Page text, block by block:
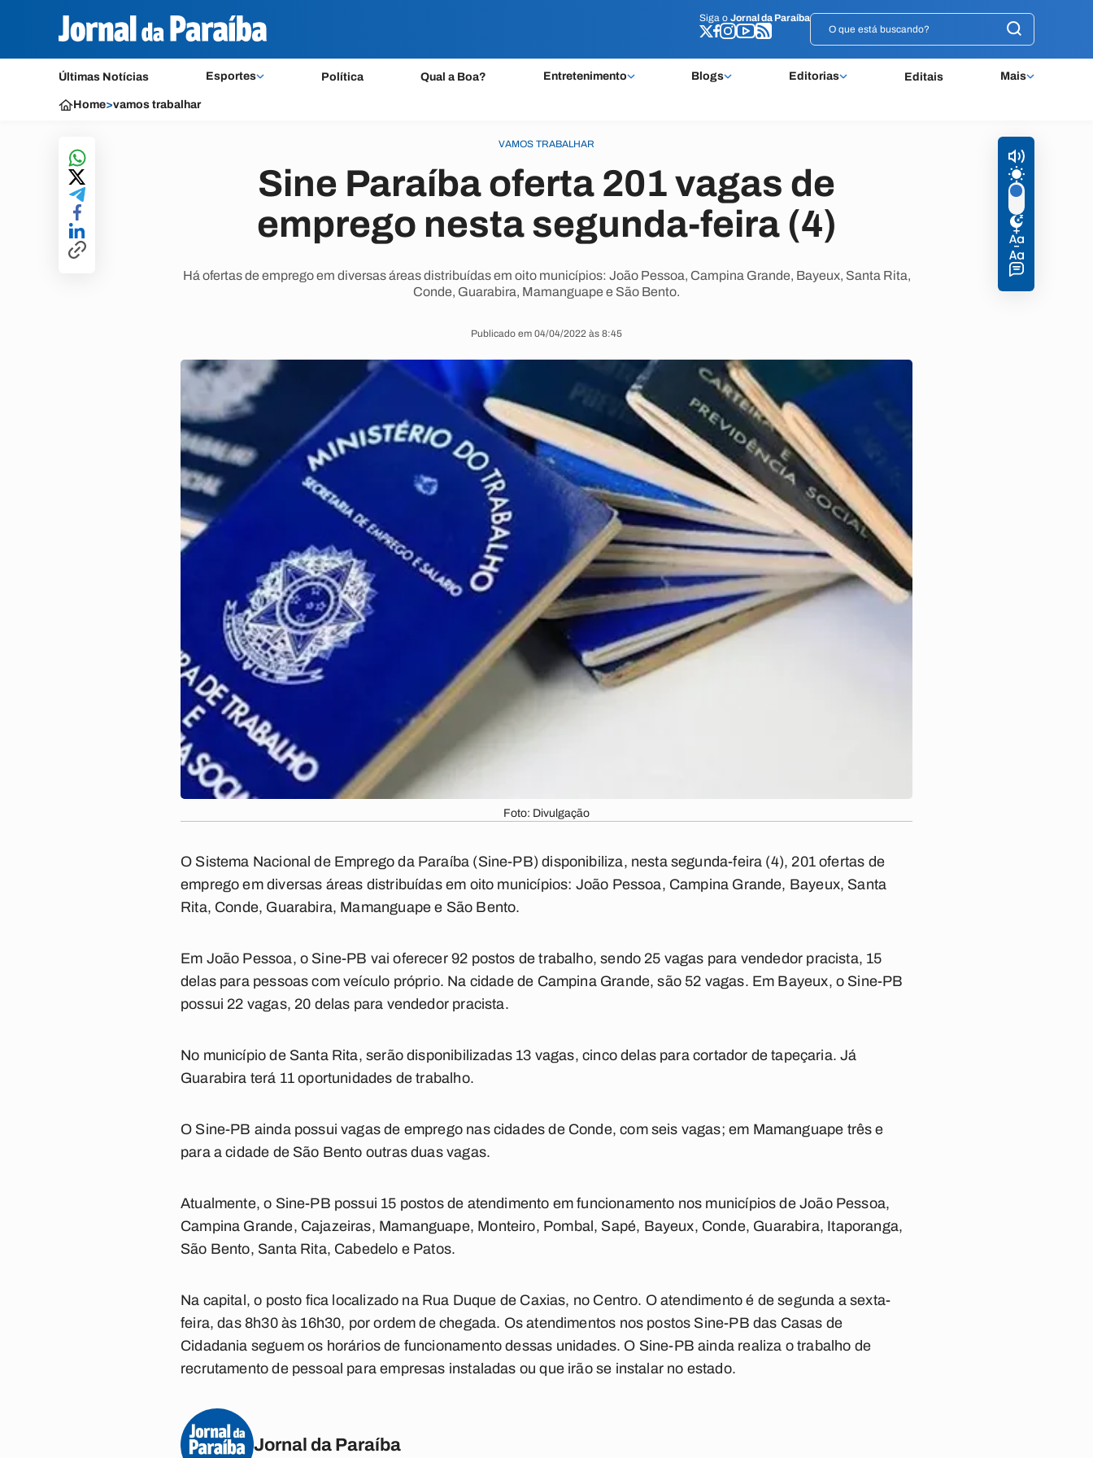
Siga o Jornal da Paraíba
Últimas Notícias Esportes Política Qual a Boa? Entretenimento Blogs Editorias Editais Mais
Siga o Jornal da Paraíba
Home>vamos trabalhar
VAMOS TRABALHAR
Sine Paraíba oferta 201 vagas de
emprego nesta segunda-feira (4)
Há ofertas de emprego em diversas áreas distribuídas em oito municípios: João Pessoa, Campina Grande, Bayeux, Santa Rita,
Conde, Guarabira, Mamanguape e São Bento.
Publicado em 04/04/2022 às 8:45
Foto: Divulgação
O Sistema Nacional de Emprego da Paraíba (Sine-PB) disponibiliza, nesta segunda-feira (4), 201 ofertas de
emprego em diversas áreas distribuídas em oito municípios: João Pessoa, Campina Grande, Bayeux, Santa
Rita, Conde, Guarabira, Mamanguape e São Bento.
Em João Pessoa, o Sine-PB vai oferecer 92 postos de trabalho, sendo 25 vagas para vendedor pracista, 15
delas para pessoas com veículo próprio. Na cidade de Campina Grande, são 52 vagas. Em Bayeux, o Sine-PB
possui 22 vagas, 20 delas para vendedor pracista.
No município de Santa Rita, serão disponibilizadas 13 vagas, cinco delas para cortador de tapeçaria. Já
Guarabira terá 11 oportunidades de trabalho.
O Sine-PB ainda possui vagas de emprego nas cidades de Conde, com seis vagas; em Mamanguape três e
para a cidade de São Bento outras duas vagas.
Atualmente, o Sine-PB possui 15 postos de atendimento em funcionamento nos municípios de João Pessoa,
Campina Grande, Cajazeiras, Mamanguape, Monteiro, Pombal, Sapé, Bayeux, Conde, Guarabira, Itaporanga,
São Bento, Santa Rita, Cabedelo e Patos.
Na capital, o posto fica localizado na Rua Duque de Caxias, no Centro. O atendimento é de segunda a sexta-
feira, das 8h30 às 16h30, por ordem de chegada. Os atendimentos nos postos Sine-PB das Casas de
Cidadania seguem os horários de funcionamento dessas unidades. O Sine-PB ainda realiza o trabalho de
recrutamento de pessoal para empresas instaladas ou que irão se instalar no estado.
Jornal da Paraíba